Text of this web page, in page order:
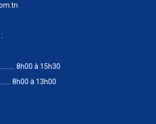
8h00 à 15h30
8h00 à 13h00